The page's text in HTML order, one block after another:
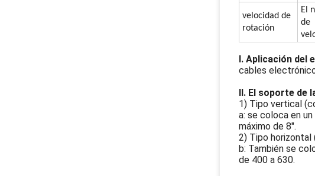
velocidad de
rotación
El
de
I. Aplicación del
cables
II. El soporte de
1) Tipo vertical
a: se coloca en
máximo de 8".
2) Tipo horizontal
b: También se
de 400 a 630.